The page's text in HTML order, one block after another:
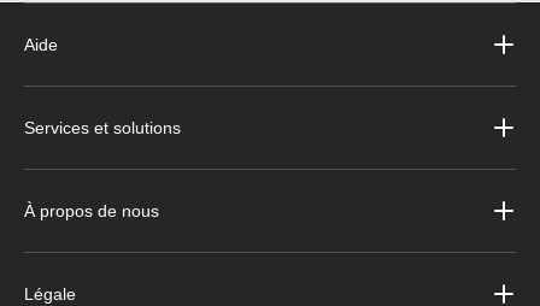
Aide
Services et solutions
À propos de nous
Légale